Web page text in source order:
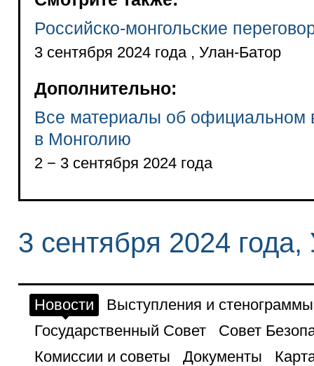
Российско-монгольские
3 сентября 2024 года , Улан-Батор
Дополнительно:
Все материалы об официальном
в Монголию
2 − 3 сентября 2024 года
3 сентября 2024
Новости
Выступления и стенограммы
Государственный Совет
Совет
Комиссии и советы
Документы